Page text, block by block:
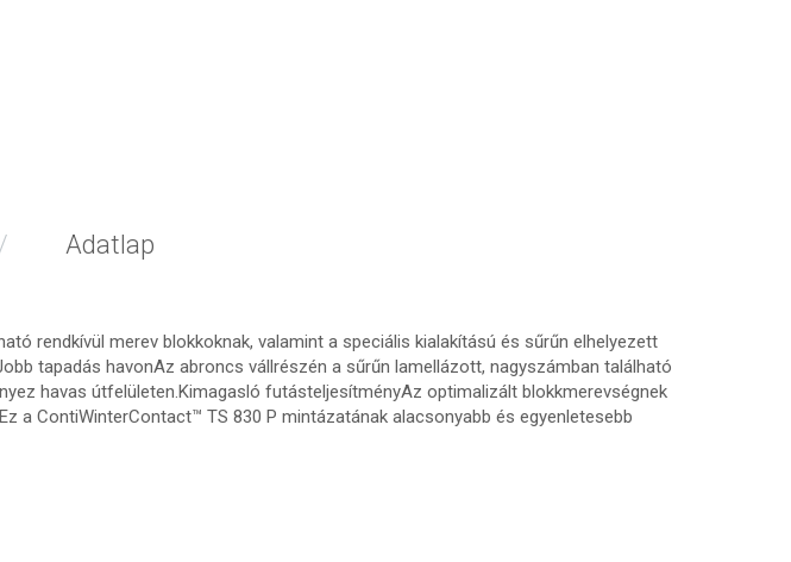
Adatlap
rendkívül merev blokkoknak, valamint a speciális kialakítású és sűrűn elhelyezett
tapadás havonAz abroncs vállrészén a sűrűn lamellázott, nagyszámban található
havas útfelületen.Kimagasló futásteljesítményAz optimalizált blokkmerevségnek
ContiWinterContact™ TS 830 P mintázatának alacsonyabb és egyenletesebb